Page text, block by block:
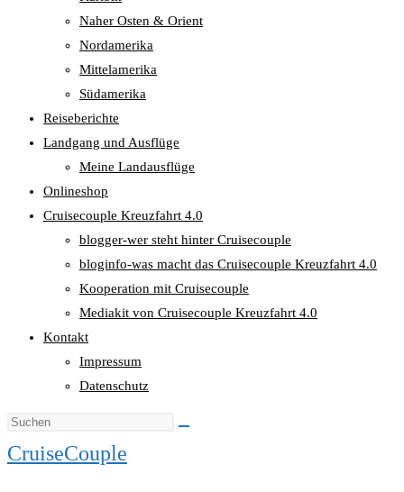
Naher Osten & Orient
Nordamerika
Mittelamerika
Südamerika
Reiseberichte
Landgang und Ausflüge
Meine Landausflüge
Onlineshop
Cruisecouple Kreuzfahrt 4.0
blogger-wer steht hinter Cruisecouple
bloginfo-was macht das Cruisecouple Kreuzfahrt 4.0
Kooperation mit Cruisecouple
Mediakit von Cruisecouple Kreuzfahrt 4.0
Kontakt
Impressum
Datenschutz
CruiseCouple